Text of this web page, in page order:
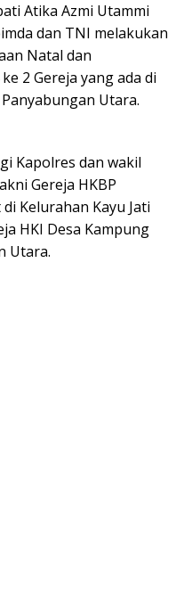
Atika Azmi Utammi
dan TNI melakukan
Natal dan
2 Gereja yang ada di
Utara.
Kapolres dan wakil
Gereja HKBP
Kelurahan Kayu Jati
HKI Desa Kampung
Utara.